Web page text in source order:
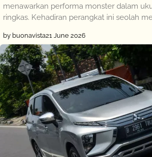
menawarkan performa monster dalam
ringkas. Kehadiran perangkat ini seolah
by buonavista21 June 2026